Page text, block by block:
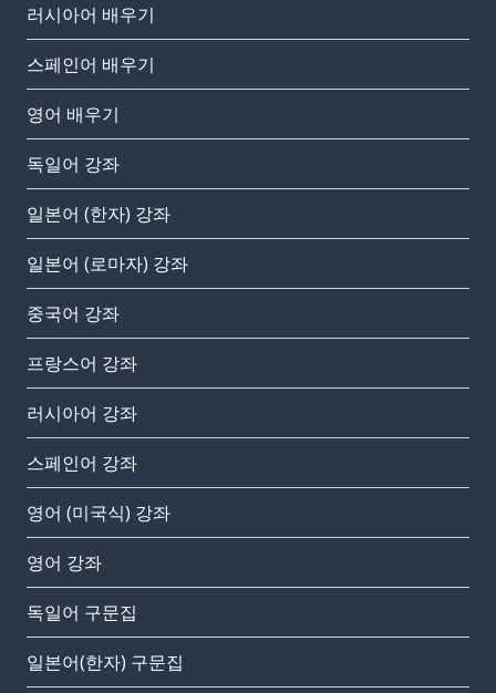
러시아어 배우기
스페인어 배우기
영어 배우기
독일어 강좌
일본어 (한자) 강좌
일본어 (로마자) 강좌
중국어 강좌
프랑스어 강좌
러시아어 강좌
스페인어 강좌
영어 (미국식) 강좌
영어 강좌
독일어 구문집
일본어(한자) 구문집